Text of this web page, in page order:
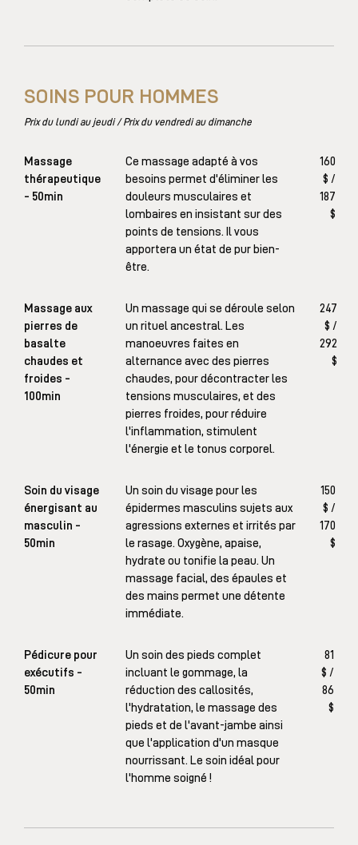
SOINS POUR HOMMES
Prix du lundi au jeudi / Prix du vendredi au dimanche
Massage
thérapeutique
- 50min
Ce massage adapté à vos
besoins permet d'éliminer les
douleurs musculaires et
lombaires en insistant sur des
points de tensions. Il vous
apportera un état de pur bien-
être.
160
$ /
187
$
Massage aux
pierres de
basalte
chaudes et
froides -
100min
Un massage qui se déroule selon
un rituel ancestral. Les
manoeuvres faites en
alternance avec des pierres
chaudes, pour décontracter les
tensions musculaires, et des
pierres froides, pour réduire
l'inflammation, stimulent
l'énergie et le tonus corporel.
247
$ /
292
$
Soin du visage
énergisant au
masculin -
50min
Un soin du visage pour les
épidermes masculins sujets aux
agressions externes et irrités par
le rasage. Oxygène, apaise,
hydrate ou tonifie la peau. Un
massage facial, des épaules et
des mains permet une détente
immédiate.
150
$ /
170
$
Pédicure pour
exécutifs -
50min
Un soin des pieds complet
incluant le gommage, la
réduction des callosités,
l'hydratation, le massage des
pieds et de l'avant-jambe ainsi
que l'application d'un masque
nourrissant. Le soin idéal pour
l'homme soigné !
81
$ /
86
$